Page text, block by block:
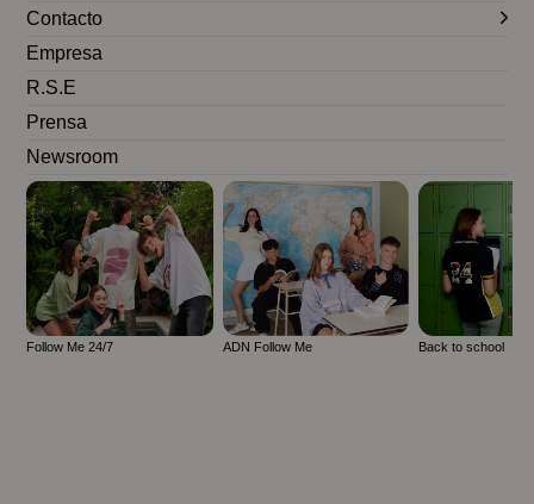
Contacto
Empresa
R.S.E
Prensa
Newsroom
Follow Me 24/7 ADN Follow Me Back to school